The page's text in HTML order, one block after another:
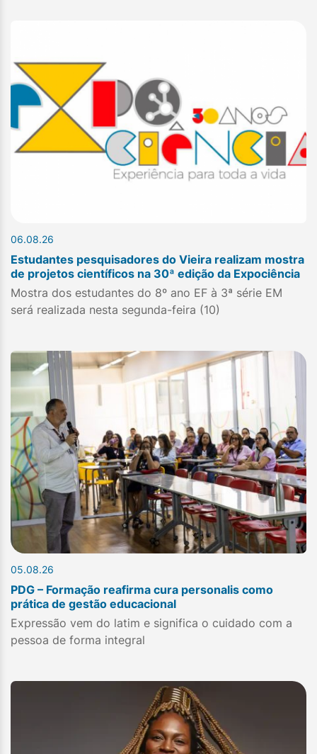
06.08.26
Estudantes pesquisadores do Vieira realizam mostra
de projetos científicos na 30ª edição da Expociência
Mostra dos estudantes do 8º ano EF à 3ª série EM
será realizada nesta segunda-feira (10)
05.08.26
PDG – Formação reafirma cura personalis como
prática de gestão educacional
Expressão vem do latim e significa o cuidado com a
pessoa de forma integral